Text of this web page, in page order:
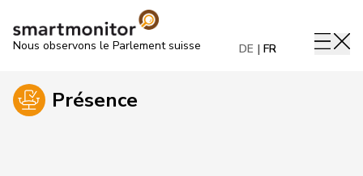
Nous observons le Parlement suisse DE FR
Présence